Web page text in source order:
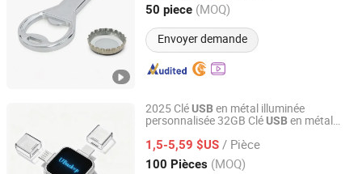
50 piece (MOQ)
Envoyer demande
Guangdong, China Depuis 2020
2025 CléUSBen métal illuminée
personnalisée 32GB CléUSBen métal
in-1 CléUSB
1,5-5,59 $US / Pièce
100 Pièces (MOQ)
Shenzhen Madazon Technology Co., Ltd.
Guangdong, China Depuis 2025